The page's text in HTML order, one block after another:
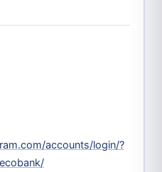
accounts/login/?